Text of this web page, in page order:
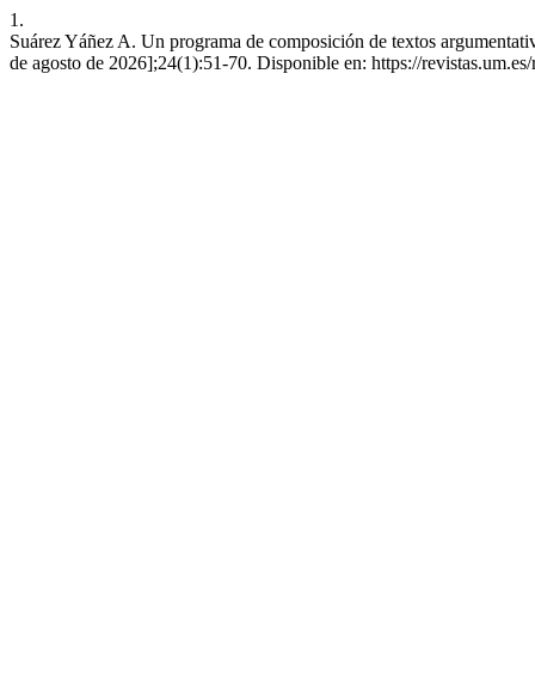
1.
Suárez Yáñez A. Un programa de composición de textos
de agosto de 2026];24(1):51-70. Disponible en: https://